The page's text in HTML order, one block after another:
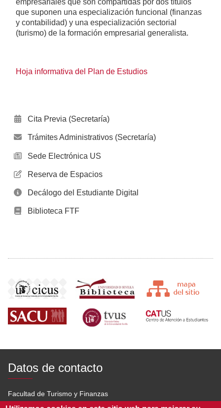
que suponen una especialización funcional (finanzas
y contabilidad) y una especialización sectorial
(turismo) de la formación empresarial generalista.
Hoja informativa del Plan de Estudios
Cita Previa (Secretaría)
Trámites Administrativos (Secretaría)
Sede Electrónica US
Reserva de Espacios
Decálogo del Estudiante Digital
Biblioteca FTF
Datos de contacto
Facultad de Turismo y Finanzas